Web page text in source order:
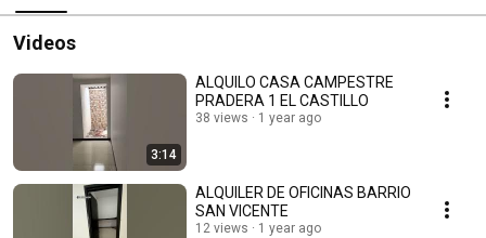
Videos
3:14
ALQUILO CASA CAMPESTRE
PRADERA 1 EL CASTILLO
38 views 1 year ago
ALQUILER DE OFICINAS BARRIO
SAN VICENTE
12 views 1 year ago